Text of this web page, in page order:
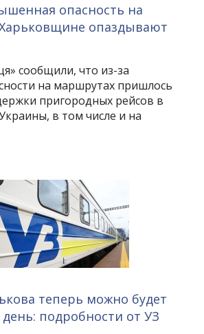
опасность на
опаздывают
сообщили, что из-за
на маршрутах пришлось
пригородных рейсов в
в том числе и на
теперь можно будет
подробности от УЗ